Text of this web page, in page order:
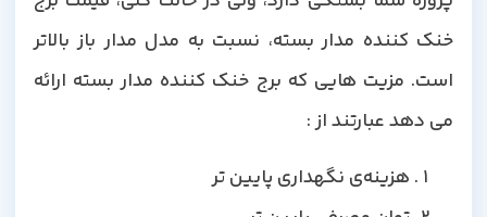
خنک کننده مدار بسته، نسبت به مدل مدار باز بالاتر
است. مزیت هایی که برج خنک کننده مدار بسته ارائه
می دهد عبارتند از :
هزینه‌ی نگهداری پایین تر